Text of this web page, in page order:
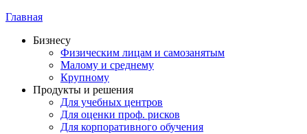
Главная
Бизнесу
Физическим лицам и самозанятым
Малому и среднему
Крупному
Продукты и решения
Для учебных центров
Для оценки проф. рисков
Для корпоративного обучения